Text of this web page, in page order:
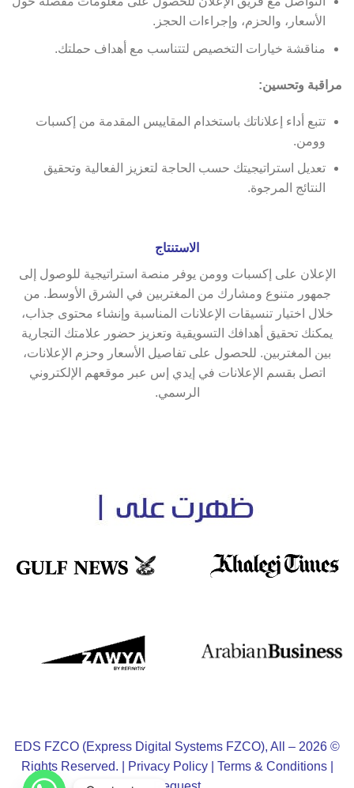
الأسعار، والحزم، وإجراءات الحجز.
مناقشة خيارات التخصيص لتتناسب مع أهداف حملتك.
مراقبة وتحسين:
تتبع أداء إعلاناتك باستخدام المقاييس المقدمة من إكسبات
وومن.
تعديل استراتيجيتك حسب الحاجة لتعزيز الفعالية وتحقيق
النتائج المرجوة.
الاستنتاج
الإعلان على إكسبات وومن يوفر منصة استراتيجية للوصول إلى
جمهور متنوع ومشارك من المغتربين في الشرق الأوسط. من
خلال اختيار تنسيقات الإعلانات المناسبة وإنشاء محتوى جذاب،
يمكنك تحقيق أهدافك التسويقية وتعزيز حضور علامتك التجارية
بين المغتربين. للحصول على تفاصيل الأسعار وحزم الإعلانات،
اتصل بقسم الإعلانات في إيدي إس عبر موقعهم الإلكتروني
الرسمي.
© 2026 – EDS FZCO (Express Digital Systems FZCO), All
Rights Reserved. |
Privacy Policy| Terms & Conditions|